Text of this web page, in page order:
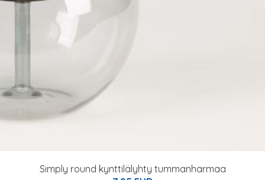
Simply round kynttilälyhty tummanharmaa